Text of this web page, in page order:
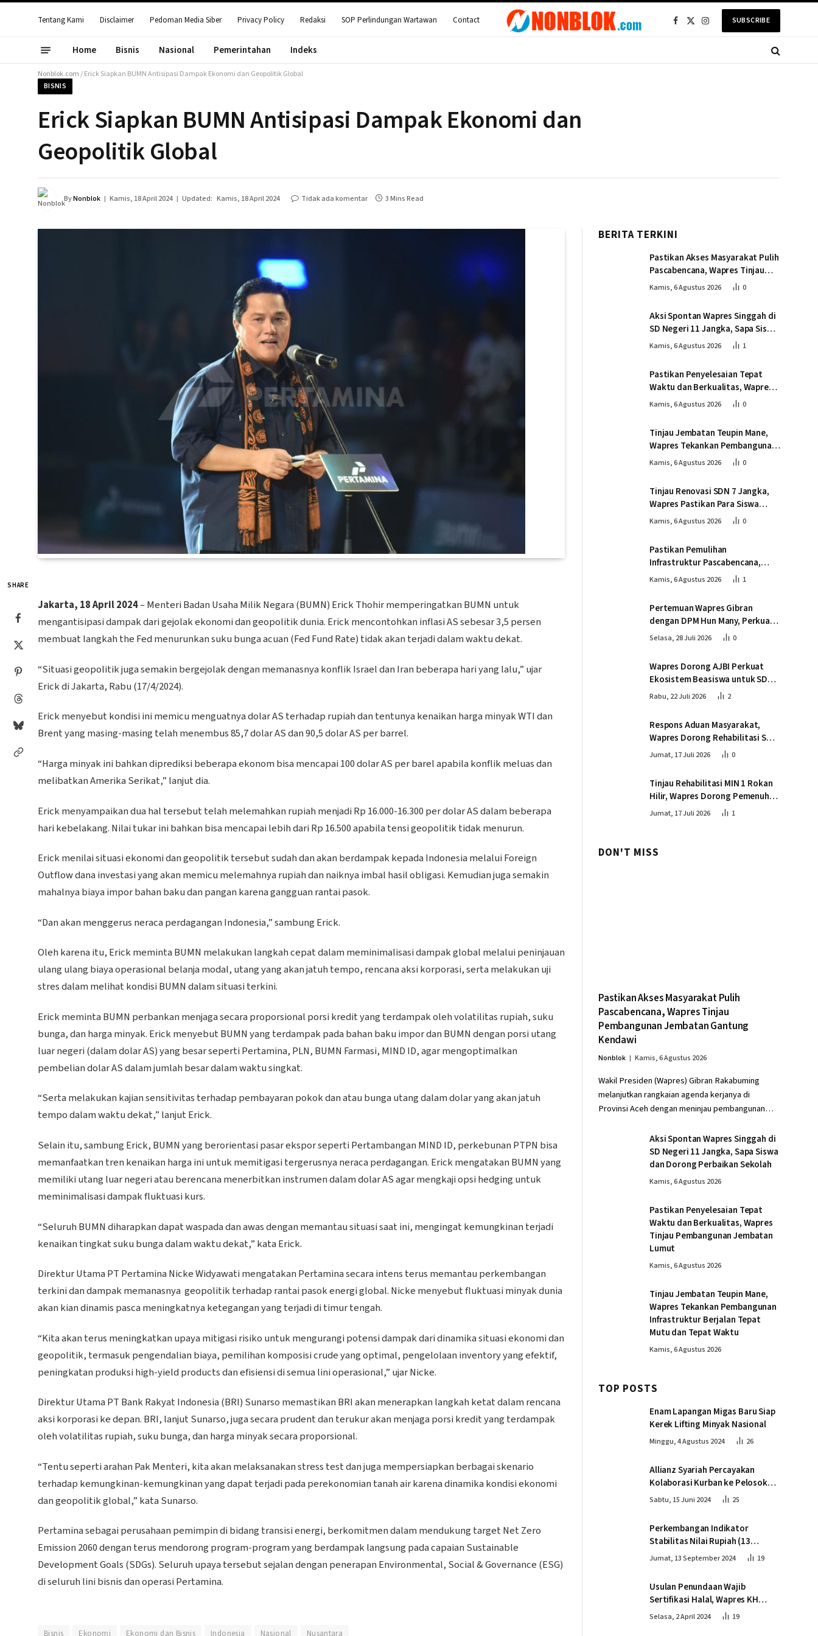
Tentang Kami Disclaimer Pedoman Media Siber Privacy Policy Redaksi SOP Perlindungan Wartawan Contact Facebook
X
InstagramSUBSCRIBE
Home Bisnis Nasional Pemerintahan Indeks
Nonblok.com/Erick Siapkan BUMN Antisipasi Dampak Ekonomi dan Geopolitik Global
BISNIS
Erick Siapkan BUMN Antisipasi Dampak Ekonomi dan
Geopolitik Global
ByNonblok Kamis, 18 April 2024 Updated: Kamis, 18 April 2024 Tidak ada komentar 3 Mins Read
SHARE
Jakarta, 18 April 2024– Menteri Badan Usaha Milik Negara (BUMN) Erick Thohir memperingatkan BUMN untuk
mengantisipasi dampak dari gejolak ekonomi dan geopolitik dunia. Erick mencontohkan inflasi AS sebesar 3,5 persen
membuat langkah the Fed menurunkan suku bunga acuan (Fed Fund Rate) tidak akan terjadi dalam waktu dekat.
“Situasi geopolitik juga semakin bergejolak dengan memanasnya konflik Israel dan Iran beberapa hari yang lalu,” ujar
Erick di Jakarta, Rabu (17/4/2024).
Erick menyebut kondisi ini memicu menguatnya dolar AS terhadap rupiah dan tentunya kenaikan harga minyak WTI dan
Brent yang masing-masing telah menembus 85,7 dolar AS dan 90,5 dolar AS per barrel.
“Harga minyak ini bahkan diprediksi beberapa ekonom bisa mencapai 100 dolar AS per barel apabila konflik meluas dan
melibatkan Amerika Serikat,” lanjut dia.
Erick menyampaikan dua hal tersebut telah melemahkan rupiah menjadi Rp 16.000-16.300 per dolar AS dalam beberapa
hari kebelakang. Nilai tukar ini bahkan bisa mencapai lebih dari Rp 16.500 apabila tensi geopolitik tidak menurun.
Erick menilai situasi ekonomi dan geopolitik tersebut sudah dan akan berdampak kepada Indonesia melalui Foreign
Outflow dana investasi yang akan memicu melemahnya rupiah dan naiknya imbal hasil obligasi. Kemudian juga semakin
mahalnya biaya impor bahan baku dan pangan karena gangguan rantai pasok.
“Dan akan menggerus neraca perdagangan Indonesia,” sambung Erick.
Oleh karena itu, Erick meminta BUMN melakukan langkah cepat dalam meminimalisasi dampak global melalui peninjauan
ulang ulang biaya operasional belanja modal, utang yang akan jatuh tempo, rencana aksi korporasi, serta melakukan uji
stres dalam melihat kondisi BUMN dalam situasi terkini.
Erick meminta BUMN perbankan menjaga secara proporsional porsi kredit yang terdampak oleh volatilitas rupiah, suku
bunga, dan harga minyak. Erick menyebut BUMN yang terdampak pada bahan baku impor dan BUMN dengan porsi utang
luar negeri (dalam dolar AS) yang besar seperti Pertamina, PLN, BUMN Farmasi, MIND ID, agar mengoptimalkan
pembelian dolar AS dalam jumlah besar dalam waktu singkat.
“Serta melakukan kajian sensitivitas terhadap pembayaran pokok dan atau bunga utang dalam dolar yang akan jatuh
tempo dalam waktu dekat,” lanjut Erick.
Selain itu, sambung Erick, BUMN yang berorientasi pasar ekspor seperti Pertambangan MIND ID, perkebunan PTPN bisa
memanfaatkan tren kenaikan harga ini untuk memitigasi tergerusnya neraca perdagangan. Erick mengatakan BUMN yang
memiliki utang luar negeri atau berencana menerbitkan instrumen dalam dolar AS agar mengkaji opsi hedging untuk
meminimalisasi dampak fluktuasi kurs.
“Seluruh BUMN diharapkan dapat waspada dan awas dengan memantau situasi saat ini, mengingat kemungkinan terjadi
kenaikan tingkat suku bunga dalam waktu dekat,” kata Erick.
Direktur Utama PT Pertamina Nicke Widyawati mengatakan Pertamina secara intens terus memantau perkembangan
terkini dan dampak memanasnya geopolitik terhadap rantai pasok energi global. Nicke menyebut fluktuasi minyak dunia
akan kian dinamis pasca meningkatnya ketegangan yang terjadi di timur tengah.
“Kita akan terus meningkatkan upaya mitigasi risiko untuk mengurangi potensi dampak dari dinamika situasi ekonomi dan
geopolitik, termasuk pengendalian biaya, pemilihan komposisi crude yang optimal, pengelolaan inventory yang efektif,
peningkatan produksi high-yield products dan efisiensi di semua lini operasional,” ujar Nicke.
Direktur Utama PT Bank Rakyat Indonesia (BRI) Sunarso memastikan BRI akan menerapkan langkah ketat dalam rencana
aksi korporasi ke depan. BRI, lanjut Sunarso, juga secara prudent dan terukur akan menjaga porsi kredit yang terdampak
oleh volatilitas rupiah, suku bunga, dan harga minyak secara proporsional.
“Tentu seperti arahan Pak Menteri, kita akan melaksanakan stress test dan juga mempersiapkan berbagai skenario
terhadap kemungkinan-kemungkinan yang dapat terjadi pada perekonomian tanah air karena dinamika kondisi ekonomi
dan geopolitik global,” kata Sunarso.
Pertamina sebagai perusahaan pemimpin di bidang transisi energi, berkomitmen dalam mendukung target Net Zero
Emission 2060 dengan terus mendorong program-program yang berdampak langsung pada capaian Sustainable
Development Goals (SDGs). Seluruh upaya tersebut sejalan dengan penerapan Environmental, Social & Governance (ESG)
di seluruh lini bisnis dan operasi Pertamina.
Bisnis Ekonomi Ekonomi dan Bisnis Indonesia Nasional Nusantara
BERITA TERKINI
Pastikan Akses Masyarakat Pulih
Pascabencana, Wapres Tinjau
Pembangunan Jembatan
Kamis, 6 Agustus 2026 0
Aksi Spontan Wapres Singgah di
SD Negeri 11 Jangka, Sapa Siswa
dan Dorong Perbaikan Sekolah
Kamis, 6 Agustus 2026 1
Pastikan Penyelesaian Tepat
Waktu dan Berkualitas, Wapres
Tinjau Pembangunan Jembatan
Kamis, 6 Agustus 2026 0
Tinjau Jembatan Teupin Mane,
Wapres Tekankan Pembangunan
Infrastruktur Berjalan Tepat
Kamis, 6 Agustus 2026 0
Tinjau Renovasi SDN 7 Jangka,
Wapres Pastikan Para Siswa
Kembali Belajar dengan Layak
Kamis, 6 Agustus 2026 0
Pastikan Pemulihan
Infrastruktur Pascabencana,
Wapres Tinjau Progres
Kamis, 6 Agustus 2026 1
Pertemuan Wapres Gibran
dengan DPM Hun Many, Perkuat
Kemitraan Strategis Indonesia –
Selasa, 28 Juli 2026 0
Wapres Dorong AJBI Perkuat
Ekosistem Beasiswa untuk SDM
Unggul Indonesia Timur
Rabu, 22 Juli 2026 2
Respons Aduan Masyarakat,
Wapres Dorong Rehabilitasi SDN
016 Serusa Rokan Hilir
Jumat, 17 Juli 2026 0
Tinjau Rehabilitasi MIN 1 Rokan
Hilir, Wapres Dorong Pemenuhan
Sarana Prasarana Pendidikan
Jumat, 17 Juli 2026 1
DON'T MISS
Pastikan Akses Masyarakat Pulih
Pascabencana, Wapres Tinjau
Pembangunan Jembatan Gantung
Kendawi
Nonblok Kamis, 6 Agustus 2026
Wakil Presiden (Wapres) Gibran Rakabuming
melanjutkan rangkaian agenda kerjanya di
Provinsi Aceh dengan meninjau pembangunan…
Aksi Spontan Wapres Singgah di
SD Negeri 11 Jangka, Sapa Siswa
dan Dorong Perbaikan Sekolah
Kamis, 6 Agustus 2026
Pastikan Penyelesaian Tepat
Waktu dan Berkualitas, Wapres
Tinjau Pembangunan Jembatan
Lumut
Kamis, 6 Agustus 2026
Tinjau Jembatan Teupin Mane,
Wapres Tekankan Pembangunan
Infrastruktur Berjalan Tepat
Mutu dan Tepat Waktu
Kamis, 6 Agustus 2026
TOP POSTS
Enam Lapangan Migas Baru Siap
Kerek Lifting Minyak Nasional
Minggu, 4 Agustus 2024 26
Allianz Syariah Percayakan
Kolaborasi Kurban ke Pelosok
Negeri bersama Dompet Dhuafa
Sabtu, 15 Juni 2024 25
Perkembangan Indikator
Stabilitas Nilai Rupiah (13
September 2024)
Jumat, 13 September 2024 19
Usulan Penundaan Wajib
Sertifikasi Halal, Wapres KH
Ma’ruf Amin: Proses Tetap
Selasa, 2 April 2024 19